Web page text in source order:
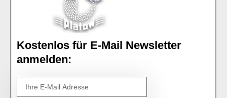
Kostenlos für E-Mail Newsletter
anmelden: